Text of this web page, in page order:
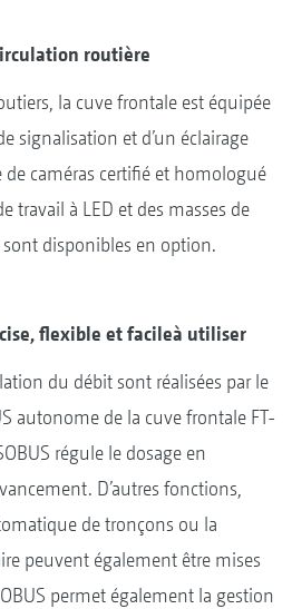
routière
la cuve frontale est équipée
signalisation et d’un éclairage
de caméras certifié et homologué
travail à LED et des masses de
disponibles en option.
flexible et facileà utiliser
du débit sont réalisées par le
autonome de la cuve frontale FT-
régule le dosage en
D’autres fonctions,
de tronçons ou la
peuvent également être mises
permet également la gestion